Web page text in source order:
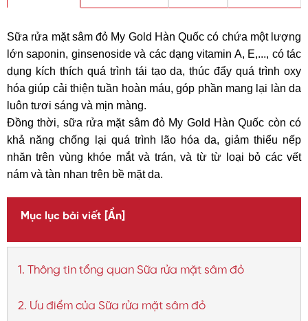
Sữa rửa mặt sâm đỏ My Gold Hàn Quốc có chứa một lượng
lớn saponin, ginsenoside và các dạng vitamin A, E,..., có tác
dụng kích thích quá trình tái tạo da, thúc đẩy quá trình oxy
hóa giúp cải thiện tuần hoàn máu, góp phần mang lại làn da
luôn tươi sáng và mịn màng.
Đồng thời, sữa rửa mặt sâm đỏ My Gold Hàn Quốc còn có
khả năng chống lại quá trình lão hóa da, giảm thiểu nếp
nhăn trên vùng khóe mắt và trán, và từ từ loại bỏ các vết
nám và tàn nhan trên bề mặt da.
Mục lục bài viết [Ẩn]
1. Thông tin tổng quan Sữa rửa mặt sâm đỏ
2. Ưu điểm của Sữa rửa mặt sâm đỏ